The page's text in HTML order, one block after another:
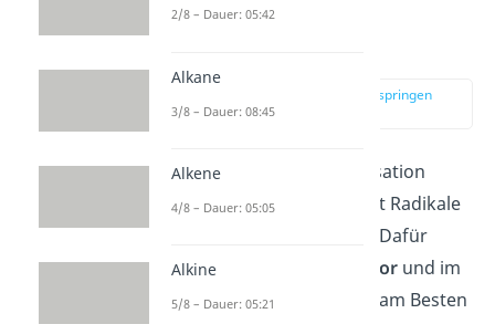
zur Stelle im Video springen
(00:49)
Die radikalische Polymerisation
beginnt damit, dass zuerst Radikale
gebildet werden müssen. Dafür
benötigst du einen
Initiator und im
Falle von Styrol wählst du am Besten
2/8 – Dauer: 05:42
Alkane
3/8 – Dauer: 08:45
Alkene
4/8 – Dauer: 05:05
Alkine
5/8 – Dauer: 05:21